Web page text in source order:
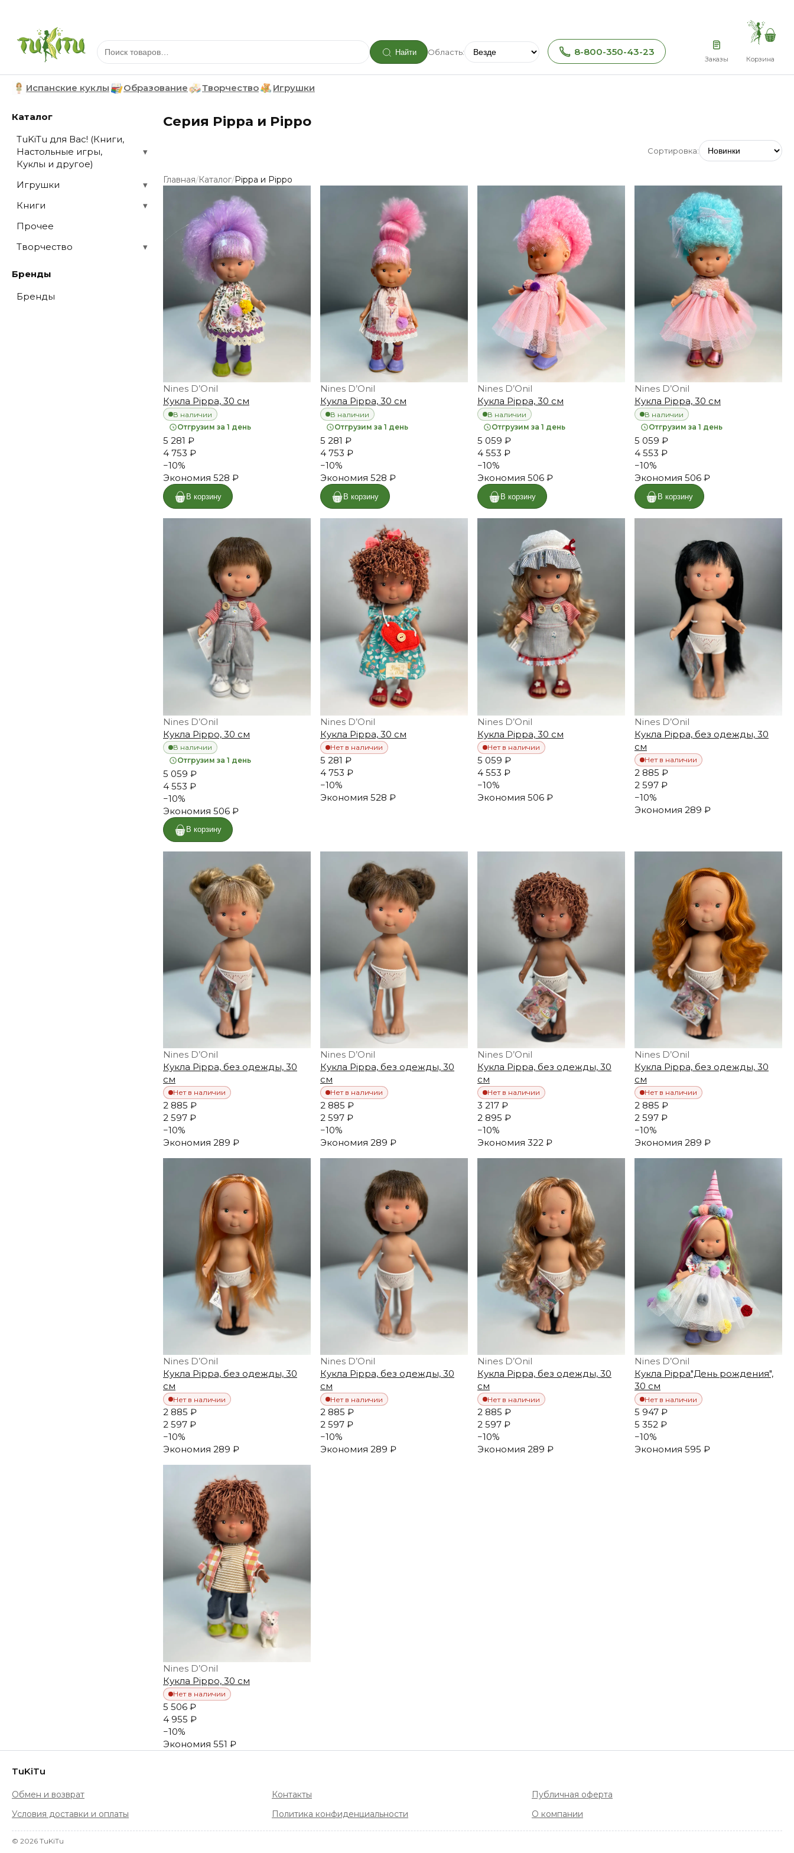
Найти Область: 8-800-350-43-23
Заказы Корзина
Испанские куклы Образование Творчество Игрушки
Каталог
TuKiTu для Вас! (Книги,
Настольные игры,
Куклы и другое)
▾
Игрушки
▾
Книги
▾
Прочее
Творчество
▾
Бренды
Бренды
Серия Pippa и Pippo
Сортировка:
Главная/Каталог/Pippa и Pippo
Nines D’Onil
Кукла Pippa, 30 см
В наличии
Отгрузим за 1 день
5 281 ₽
4 753 ₽
−10%
Экономия 528 ₽
В корзину
Nines D’Onil
Кукла Pippa, 30 см
В наличии
Отгрузим за 1 день
5 281 ₽
4 753 ₽
−10%
Экономия 528 ₽
В корзину
Nines D’Onil
Кукла Pippa, 30 см
В наличии
Отгрузим за 1 день
5 059 ₽
4 553 ₽
−10%
Экономия 506 ₽
В корзину
Nines D’Onil
Кукла Pippa, 30 см
В наличии
Отгрузим за 1 день
5 059 ₽
4 553 ₽
−10%
Экономия 506 ₽
В корзину
Nines D’Onil
Кукла Pippo, 30 см
В наличии
Отгрузим за 1 день
5 059 ₽
4 553 ₽
−10%
Экономия 506 ₽
В корзину
Nines D’Onil
Кукла Pippa, 30 см
Нет в наличии
5 281 ₽
4 753 ₽
−10%
Экономия 528 ₽
Nines D’Onil
Кукла Pippa, 30 см
Нет в наличии
5 059 ₽
4 553 ₽
−10%
Экономия 506 ₽
Nines D’Onil
Кукла Pippa, без одежды, 30
см
Нет в наличии
2 885 ₽
2 597 ₽
−10%
Экономия 289 ₽
Nines D’Onil
Кукла Pippa, без одежды, 30
см
Нет в наличии
2 885 ₽
2 597 ₽
−10%
Экономия 289 ₽
Nines D’Onil
Кукла Pippa, без одежды, 30
см
Нет в наличии
2 885 ₽
2 597 ₽
−10%
Экономия 289 ₽
Nines D’Onil
Кукла Pippa, без одежды, 30
см
Нет в наличии
3 217 ₽
2 895 ₽
−10%
Экономия 322 ₽
Nines D’Onil
Кукла Pippa, без одежды, 30
см
Нет в наличии
2 885 ₽
2 597 ₽
−10%
Экономия 289 ₽
Nines D’Onil
Кукла Pippa, без одежды, 30
см
Нет в наличии
2 885 ₽
2 597 ₽
−10%
Экономия 289 ₽
Nines D’Onil
Кукла Pippa, без одежды, 30
см
Нет в наличии
2 885 ₽
2 597 ₽
−10%
Экономия 289 ₽
Nines D’Onil
Кукла Pippa, без одежды, 30
см
Нет в наличии
2 885 ₽
2 597 ₽
−10%
Экономия 289 ₽
Nines D’Onil
Кукла Pippa"День рождения",
30 см
Нет в наличии
5 947 ₽
5 352 ₽
−10%
Экономия 595 ₽
Nines D’Onil
Кукла Pippо, 30 см
Нет в наличии
5 506 ₽
4 955 ₽
−10%
Экономия 551 ₽
TuKiTu
Обмен и возврат
Условия доставки и оплаты
Контакты
Политика конфиденциальности
Публичная оферта
О компании
© 2026 TuKiTu